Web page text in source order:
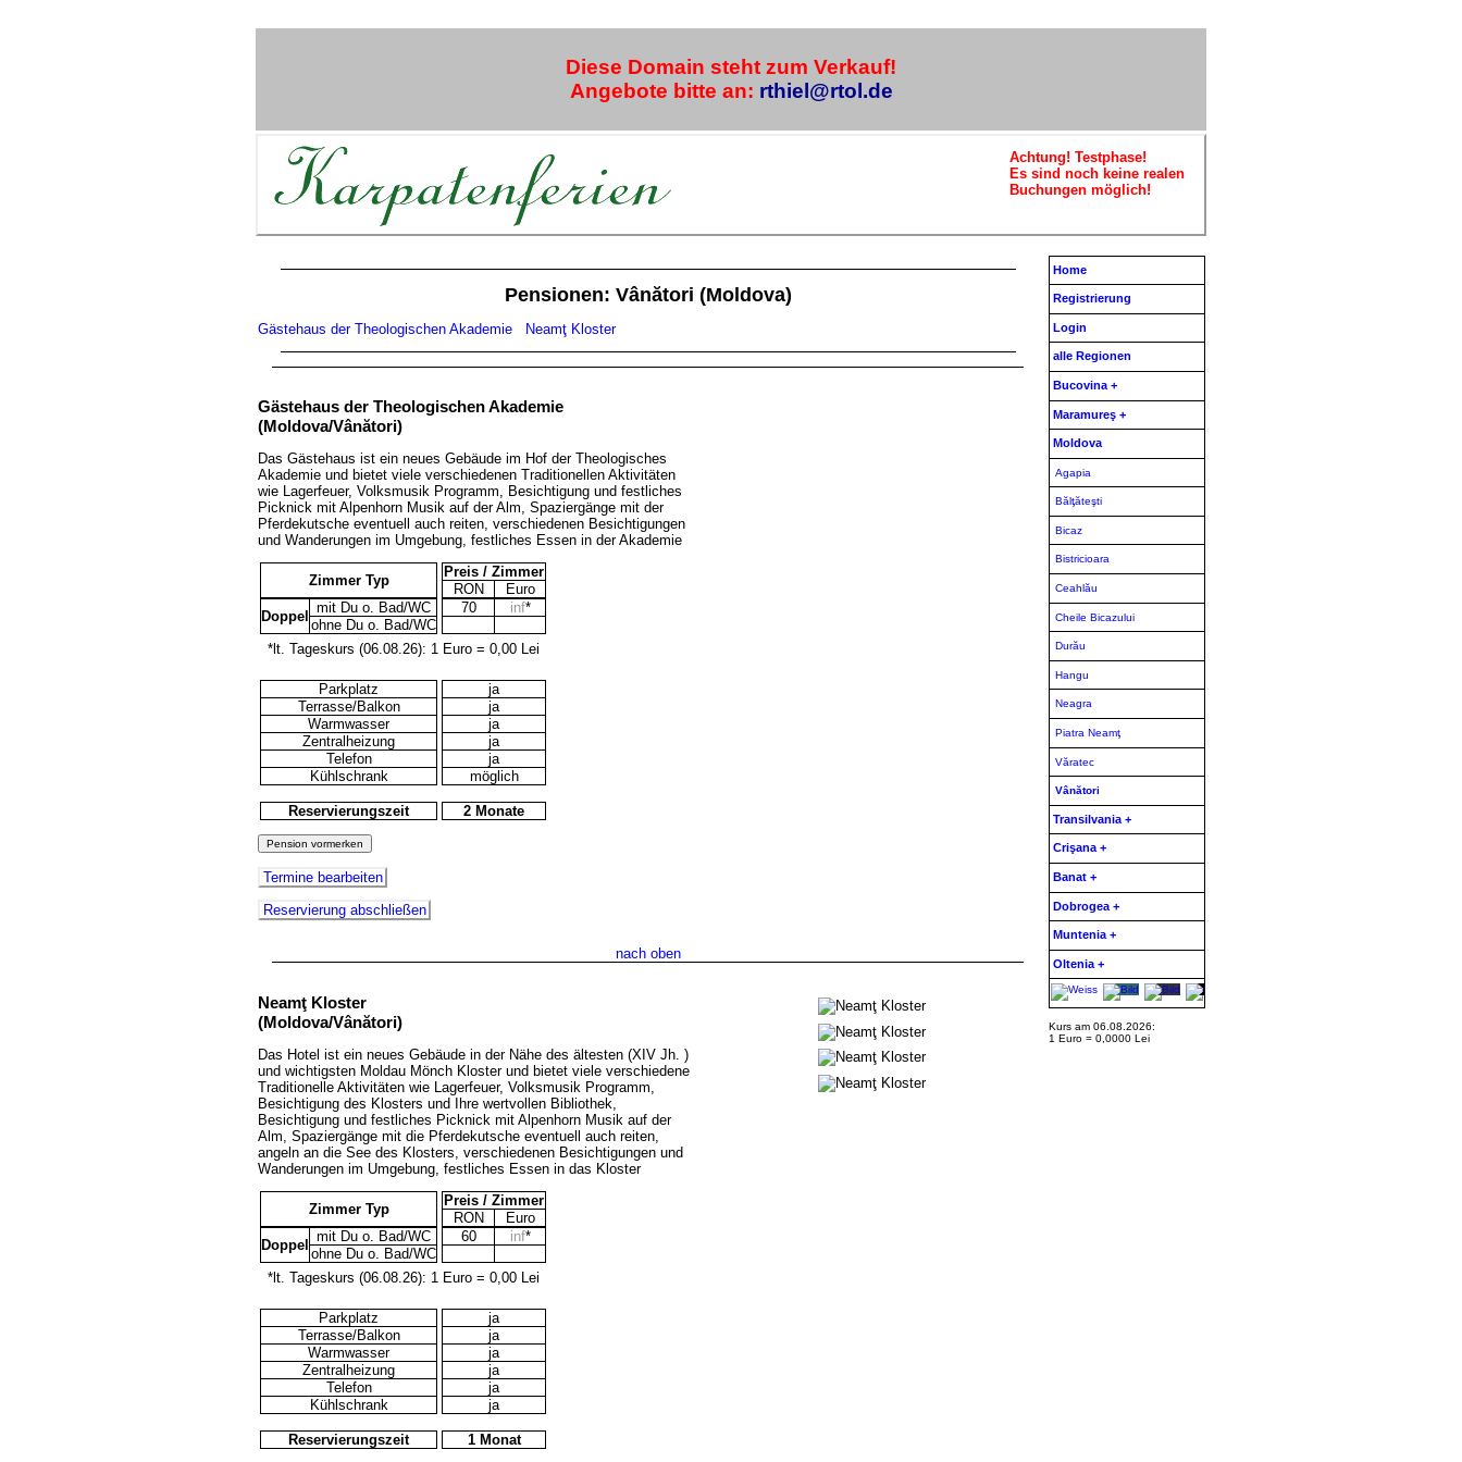
Diese Domain steht zum Verkauf!
Angebote bitte an: rthiel@rtol.de
Achtung! Testphase!
Es sind noch keine realen
Buchungen möglich!
Home
Registrierung
Login
alle Regionen
Bucovina +
Maramureş +
Moldova
Agapia
Bălţăteşti
Bicaz
Bistricioara
Ceahlău
Cheile Bicazului
Durău
Hangu
Neagra
Piatra Neamţ
Văratec
Vânători
Transilvania +
Crişana +
Banat +
Dobrogea +
Muntenia +
Oltenia +
Kurs am 06.08.2026:
1 Euro = 0,0000 Lei
Pensionen: Vânători (Moldova)
Gästehaus der Theologischen Akademie Neamţ Kloster
Gästehaus der Theologischen Akademie
(Moldova/Vânători)
Das Gästehaus ist ein neues Gebäude im Hof der Theologisches
Akademie und bietet viele verschiedenen Traditionellen Aktivitäten
wie Lagerfeuer, Volksmusik Programm, Besichtigung und festliches
Picknick mit Alpenhorn Musik auf der Alm, Spaziergänge mit der
Pferdekutsche eventuell auch reiten, verschiedenen Besichtigungen
und Wanderungen im Umgebung, festliches Essen in der Akademie
Zimmer Typ
Preis / Zimmer
RON
Euro
Doppel
mit Du o. Bad/WC 70 inf*
ohne Du o. Bad/WC
*lt. Tageskurs (06.08.26): 1 Euro = 0,00 Lei
Parkplatz
ja
Terrasse/Balkon
ja
Warmwasser
ja
Zentralheizung
ja
Telefon
ja
Kühlschrank
möglich
Reservierungszeit 2 Monate
Termine bearbeiten
Reservierung abschließen
nach oben
Neamţ Kloster
(Moldova/Vânători)
Das Hotel ist ein neues Gebäude in der Nähe des ältesten (XIV Jh. )
und wichtigsten Moldau Mönch Kloster und bietet viele verschiedene
Traditionelle Aktivitäten wie Lagerfeuer, Volksmusik Programm,
Besichtigung des Klosters und Ihre wertvollen Bibliothek,
Besichtigung und festliches Picknick mit Alpenhorn Musik auf der
Alm, Spaziergänge mit die Pferdekutsche eventuell auch reiten,
angeln an die See des Klosters, verschiedenen Besichtigungen und
Wanderungen im Umgebung, festliches Essen in das Kloster
Zimmer Typ
Preis / Zimmer
RON
Euro
Doppel
mit Du o. Bad/WC 60 inf*
ohne Du o. Bad/WC
*lt. Tageskurs (06.08.26): 1 Euro = 0,00 Lei
Parkplatz
ja
Terrasse/Balkon
ja
Warmwasser
ja
Zentralheizung
ja
Telefon
ja
Kühlschrank
ja
Reservierungszeit 1 Monat